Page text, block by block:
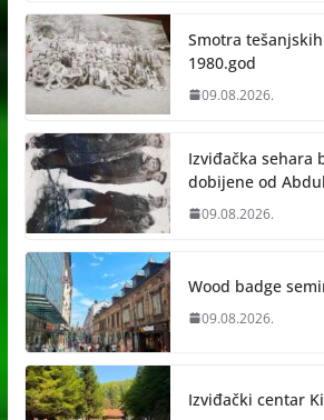
Smotra
1980.god
09.08.2026.
Izviđačka sehara
dobijene od
09.08.2026.
Wood badge
09.08.2026.
Izviđački centar